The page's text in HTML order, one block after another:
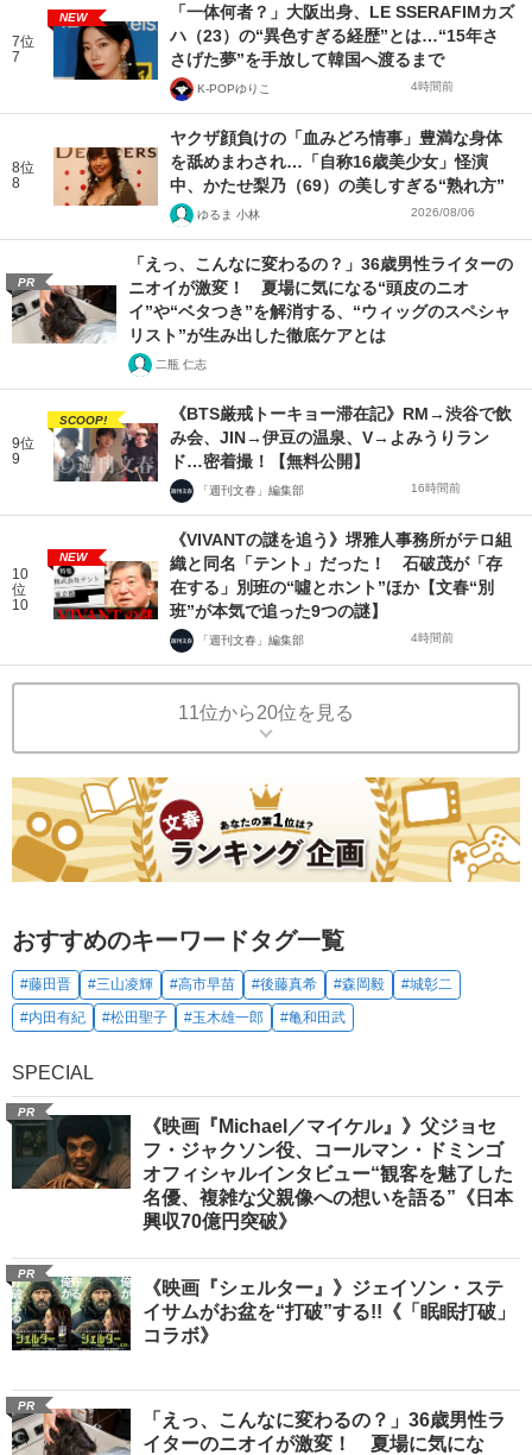
7位
7
NEW
「一体何者？」大阪出身、LE SSERAFIMカズ
ハ（23）の“異色すぎる経歴”とは…“15年さ
さげた夢”を手放して韓国へ渡るまで
K-POPゆりこ 4時間前
8位
8
ヤクザ顔負けの「血みどろ情事」豊満な身体
を舐めまわされ…「自称16歳美少女」怪演
中、かたせ梨乃（69）の美しすぎる“熟れ方”
ゆるま 小林 2026/08/06
PR
「えっ、こんなに変わるの？」36歳男性ライターの
ニオイが激変！ 夏場に気になる“頭皮のニオ
イ”や“ベタつき”を解消する、“ウィッグのスペシャ
リスト”が生み出した徹底ケアとは
二瓶 仁志
9位
9
SCOOP!
《BTS厳戒トーキョー滞在記》RM→渋谷で飲
み会、JIN→伊豆の温泉、V→よみうりラン
ド…密着撮！【無料公開】
「週刊文春」編集部 16時間前
10
位
10
NEW
《VIVANTの謎を追う》堺雅人事務所がテロ組
織と同名「テント」だった！ 石破茂が「存
在する」別班の“噓とホント”ほか【文春“別
班”が本気で追った9つの謎】
「週刊文春」編集部 4時間前
11位から20位を見る
おすすめのキーワードタグ一覧
#藤田晋 #三山凌輝 #高市早苗 #後藤真希 #森岡毅
#城彰二
#内田有紀
#松田聖子 #玉木雄一郎 #亀和田武
SPECIAL
PR
《映画『Michael／マイケル』》父ジョセ
フ・ジャクソン役、コールマン・ドミンゴ
オフィシャルインタビュー“観客を魅了した
名優、複雑な父親像への想いを語る”《日本
興収70億円突破》
PR
《映画『シェルター』》ジェイソン・ステ
イサムがお盆を“打破”する!!《「眠眠打破」
コラボ》
PR
「えっ、こんなに変わるの？」36歳男性ラ
イターのニオイが激変！ 夏場に気にな